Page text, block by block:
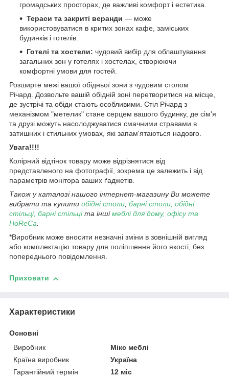
громадських просторах, де важливі комфорт і естетика.
Тераси та закриті веранди — може
використовуватися в критих зонах кафе, заміських
будинків і готелів.
Готелі та хостели: чудовий вибір для облаштування
загальних зон у готелях і хостелах, створюючи
комфортні умови для гостей.
Розширте межі вашої обідньої зони з чудовим столом
Річард. Дозвольте вашій обідній зоні перетворитися на місце,
де зустрічі та обіди стають особливими. Стіл Річард з
механізмом "метелик" стане серцем вашого будинку, де сім'я
та друзі можуть насолоджуватися смачними стравами в
затишних і стильних умовах, які запам'ятаються надовго.
Увага!!!!
Колірний відтінок товару може відрізнятися від
представленого на фотографії, зокрема це залежить і від
параметрів монітора ваших ґаджетів.
Також у каталозі нашого інтернет-магазину Ви можете
вибрати та купити обідні столи, барні столи, обідні
стільці, барні стільціта іншімеблі для дому, офісу та
HoReCa.
*Виробник може вносити незначні зміни в зовнішній вигляд
або комплектацію товару для поліпшення його якості, без
попереднього повідомлення.
Приховати
Характеристики
Основні
Виробник
Мікс меблі
Країна виробник
Україна
Гарантійний термін
12 міс